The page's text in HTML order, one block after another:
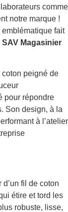
comme
notre marque !
fait
Magasinier
peigné de
pour répondre
Son design, à la
à l’atelier
fil de coton
étire et tord les
robuste, lisse,